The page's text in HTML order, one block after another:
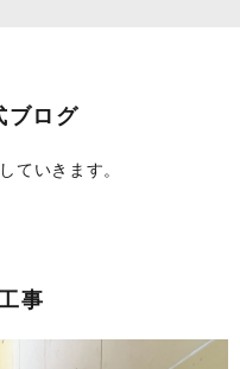
ブログ
ていきます。
事